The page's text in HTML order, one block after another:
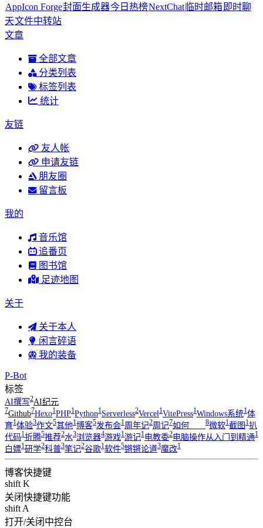
AppIcon Forge封面生成器今日热榜NextChat 临时邮箱 即时聊
天文件中转站
文章
全部文章
分类列表
标签列表
统计
友链
友人帐
申请友链
朋友圈
留言板
我的
音乐馆
追番页
图书馆
足迹地图
关于
关于本人
闲言碎语
我的装备
P-Bot
标签
AI撰写2AI纪元
7Github7Hexo1PHP1Python1Serverless2Vercel1VitePress1Windows系统1体
育1体验3作文5其他1博客5发布会1周年记2周记7如何____ 8微软1截图 1扒
代码1折腾5推荐2水3浏览器4游戏1游记1电教委2电脑操作从入门到精通1
白嫖1研学2科普3笔记2谷歌1软件5锵锵论道3魔改1
博客快捷键
shift K
关闭快捷键功能
shift A
打开/关闭中控台